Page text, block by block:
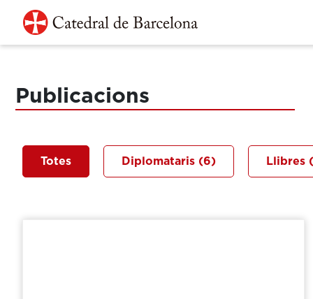
Vés al contingut
Navegació principal
Publicacions
Totes Diplomataris (6) Llibres